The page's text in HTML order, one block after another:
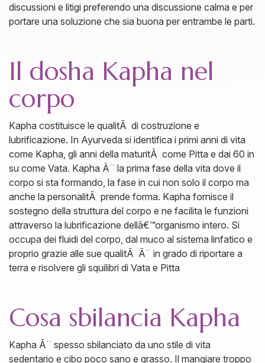
discussioni e litigi preferendo una discussione calma e per
portare una soluzione che sia buona per entrambe le parti.
Il dosha Kapha nel
corpo
Kapha costituisce le qualitÃ di costruzione e
lubrificazione. In Ayurveda si identifica i primi anni di vita
come Kapha, gli anni della maturitÃ come Pitta e dai 60 in
su come Vata. Kapha Ã¨ la prima fase della vita dove il
corpo si sta formando, la fase in cui non solo il corpo ma
anche la personalitÃ prende forma. Kapha fornisce il
sostegno della struttura del corpo e ne facilita le funzioni
attraverso la lubrificazione dellâ€™organismo intero. Si
occupa dei fluidi del corpo, dal muco al sistema linfatico e
proprio grazie alle sue qualitÃ Ã¨ in grado di riportare a
terra e risolvere gli squilibri di Vata e Pitta
Cosa sbilancia Kapha
Kapha Ã¨ spesso sbilanciato da uno stile di vita
sedentario e cibo poco sano e grasso. Il mangiare troppo